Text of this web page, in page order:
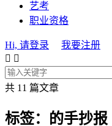
艺考
职业资格
Hi, 请登录 我要注册
 
共 11 篇文章
标签：的手抄报